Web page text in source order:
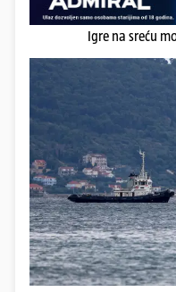
Igre na sreću